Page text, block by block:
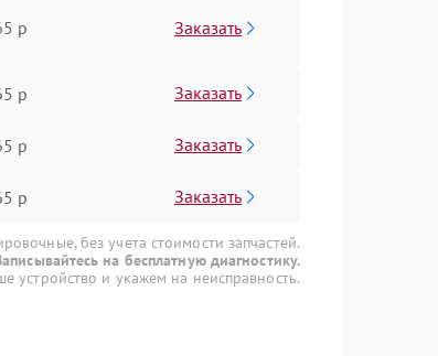
р Заказать
р Заказать
р Заказать
р Заказать
без учета стоимости запчастей.
на бесплатную диагностику.
устройство и укажем на неисправность.